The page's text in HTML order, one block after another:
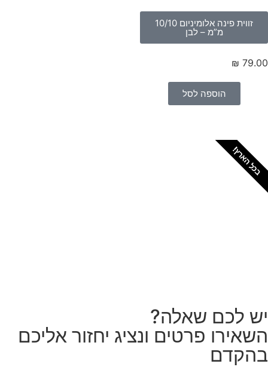
זווית פינה אלומיניום 10/10
מ”מ – לבן
₪
הוספה לסל
הארץ!
לכם שאלה?
פרטים ונציג יחזור אליכם